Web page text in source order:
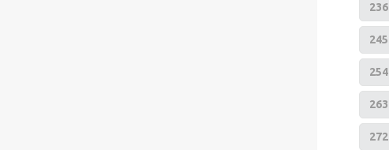
236
245
254
263
272